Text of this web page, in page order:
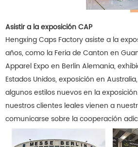
Asistir a la exposición CAP
Hengxing Caps Factory asiste a la
años, como la Feria de Canton en
Apparel Expo en Berlin Alemania,
Estados Unidos, exposición en
algunos estilos nuevos en la
nuestros clientes leales vienen a
comunicarse sobre la cooperación